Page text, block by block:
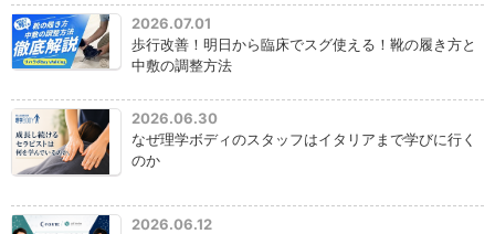
2026.07.01
歩行改善！明日から臨床でスグ使える！靴の履き方と
中敷の調整方法
2026.06.30
なぜ理学ボディのスタッフはイタリアまで学びに行く
のか
2026.06.12